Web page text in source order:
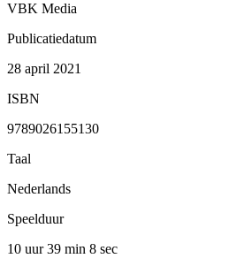
VBK Media
Publicatiedatum
28 april 2021
ISBN
9789026155130
Taal
Nederlands
Speelduur
10 uur 39 min 8 sec